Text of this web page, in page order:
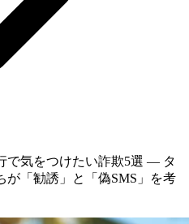
で気をつけたい詐欺5選 ― タ
が「勧誘」と「偽SMS」を考